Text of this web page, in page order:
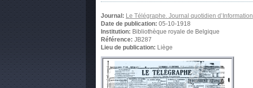
Journal: Le Télégraphe. Journal quotidien d’Information
Date de publication: 05-10-1918
Institution: Bibliothèque royale de Belgique
Référence: JB287
Lieu de publication: Liège